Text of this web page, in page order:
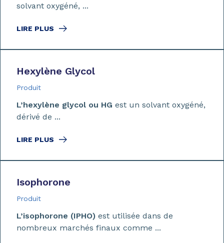
solvant oxygéné, ...
LIRE PLUS
Hexylène Glycol
Produit
L’hexylène glycol ou HG est un solvant oxygéné,
dérivé de ...
LIRE PLUS
Isophorone
Produit
L’isophorone (IPHO) est utilisée dans de
nombreux marchés finaux comme ...